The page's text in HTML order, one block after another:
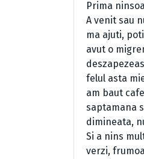
Prima
A venit sau
ma ajuti,
avut o
felul asta
am baut
saptamana
dimineata,
Si a nins
verzi,